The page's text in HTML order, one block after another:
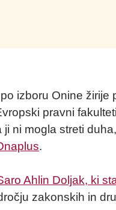
izboru Onine žirije
pravni
ni mogla streti
.
Ahlin Doljak, ki
zakonskih in